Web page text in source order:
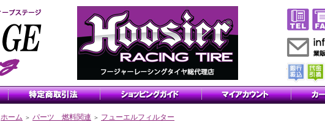
ホーム ＞ パーツ 燃料関連 ＞ フューエルフィルター